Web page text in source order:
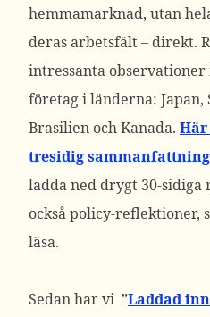
hemmamarknad, utan
deras arbetsfält – direkt.
intressanta observationer
företag i länderna: Japan,
Brasilien och Kanada.
tresidig sammanfattning
ladda ned drygt 30-
också policy-reflektioner,
läsa.
Sedan har vi ”Laddad